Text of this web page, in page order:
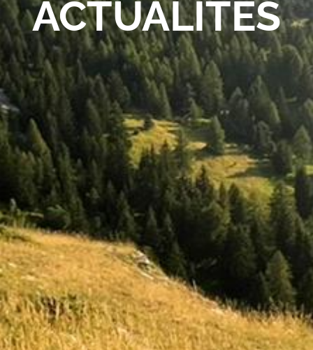
ACTUALITÉS